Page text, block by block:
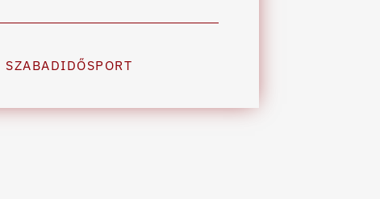
SZABADIDŐSPORT